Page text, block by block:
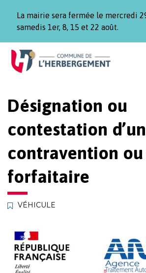
La mairie sera fermée le mercredi
samedis 1er, 8, 15 et 22 août.
Aller
Aller
contenu
Aller
pied
Désignation ou
contestation
contravention
forfaitaire
VÉHICULE